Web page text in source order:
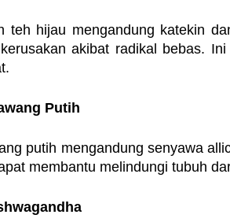
teh hijau mengandung katekin
akibat radikal bebas.
Putih
putih mengandung senyawa
membantu melindungi tubuh